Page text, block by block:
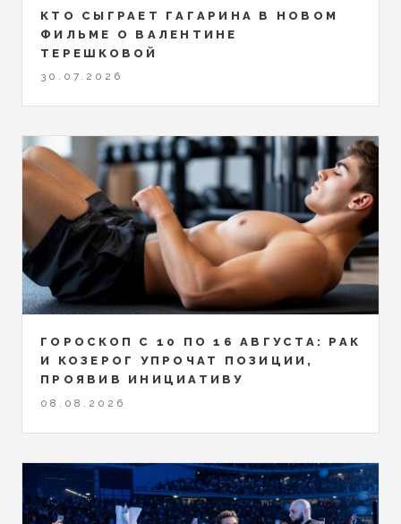
КТО СЫГРАЕТ ГАГАРИНА В НОВОМ
ФИЛЬМЕ О ВАЛЕНТИНЕ
ТЕРЕШКОВОЙ
30.07.2026
ГОРОСКОП С 10 ПО 16 АВГУСТА: РАК
И КОЗЕРОГ УПРОЧАТ ПОЗИЦИИ,
ПРОЯВИВ ИНИЦИАТИВУ
08.08.2026